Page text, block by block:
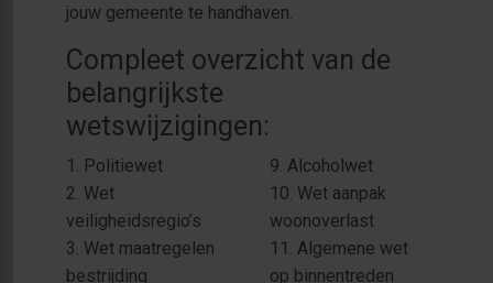
jouw gemeente te handhaven.
Compleet overzicht van de
belangrijkste
wetswijzigingen:
1. Politiewet
2. Wet
veiligheidsregio’s
3. Wet maatregelen
bestrijding
9. Alcoholwet
10. Wet aanpak
woonoverlast
11. Algemene wet
op binnentreden